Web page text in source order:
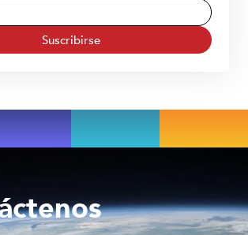
Suscribirse